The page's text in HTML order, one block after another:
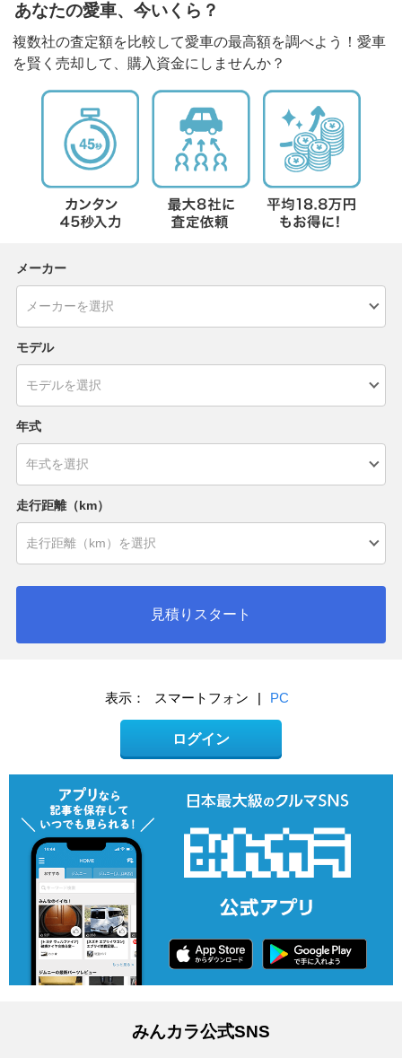
あなたの愛車、今いくら？
複数社の査定額を比較して愛車の最高額を調べよう！愛車
を賢く売却して、購入資金にしませんか？
メーカー
モデル
年式
走行距離（km）
見積りスタート
表示： スマートフォン | PC
ログイン
みんカラ公式SNS